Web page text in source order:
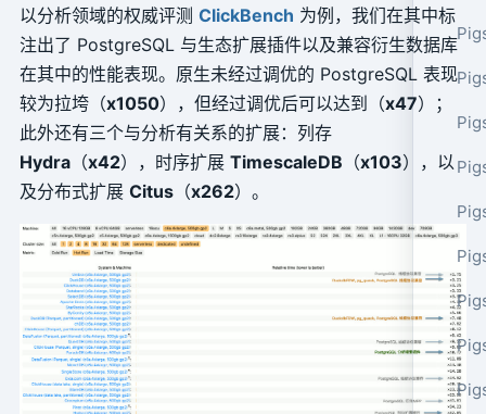
以分析领域的权威评测 ClickBench 为例，我们在其中标
注出了 PostgreSQL 与生态扩展插件以及兼容衍生数据库
在其中的性能表现。原生未经过调优的 PostgreSQL 表现
较为拉垮（x1050），但经过调优后可以达到（x47）；
此外还有三个与分析有关系的扩展：列存
Hydra（x42），时序扩展 TimescaleDB （x103），以
及分布式扩展 Citus（x262）。